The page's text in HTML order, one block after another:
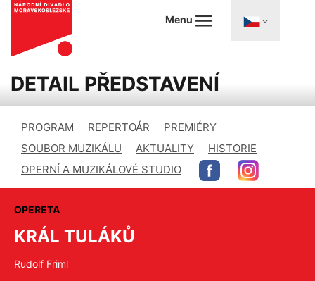
Menu
DETAIL PŘEDSTAVENÍ
PROGRAM REPERTOÁR
PREMIÉRY
SOUBOR MUZIKÁLU
AKTUALITY
HISTORIE
OPERNÍ A MUZIKÁLOVÉ STUDIO
OPERETA
KRÁL TULÁKŮ
Rudolf Friml